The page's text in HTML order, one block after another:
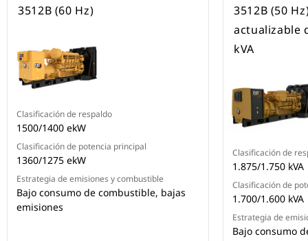
3512B (60 Hz)
Clasificación de respaldo
1500/1400 ekW
Clasificación de potencia principal
1360/1275 ekW
Estrategia de emisiones y combustible
Bajo consumo de combustible, bajas
emisiones
3512B (50
actualizable
kVA
Clasificación de
1.875/1.750 kVA
Clasificación de
1.700/1.600 kVA
Estrategia de
Bajo consumo